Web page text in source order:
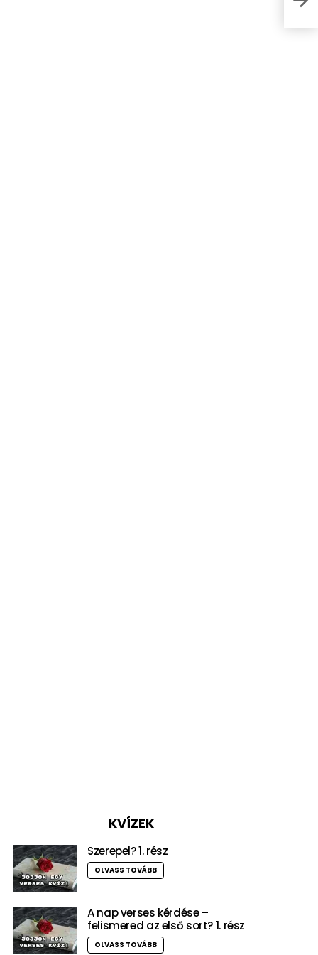
KVÍZEK
Szerepel? 1. rész
OLVASS TOVÁBB
A nap verses kérdése –
felismered az első sort? 1. rész
OLVASS TOVÁBB